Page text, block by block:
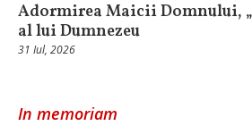
Adormirea Maicii Domnului,
al lui Dumnezeu
31 Iul, 2026
In memoriam